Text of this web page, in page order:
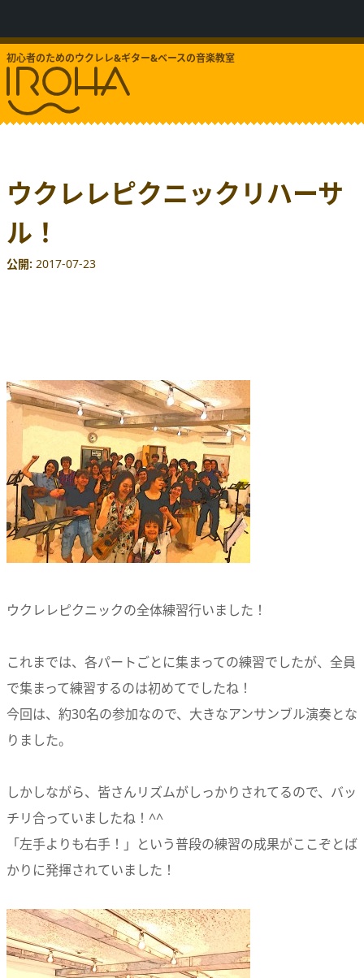
初心者のためのウクレレ&ギター&ベースの音楽教室
ウクレレピクニックリハーサ
ル！
公開 2017-07-23
ウクレレピクニックの全体練習行いました！
これまでは、各パートごとに集まっての練習でしたが、全員
で集まって練習するのは初めてでしたね！
今回は、約30名の参加なので、大きなアンサンブル演奏とな
りました。
しかしながら、皆さんリズムがしっかりされてるので、バッ
チリ合っていましたね！^^
「左手よりも右手！」という普段の練習の成果がここぞとば
かりに発揮されていました！